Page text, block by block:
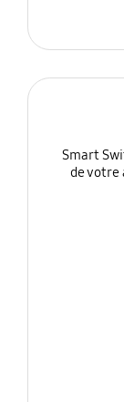
Smart
de votre